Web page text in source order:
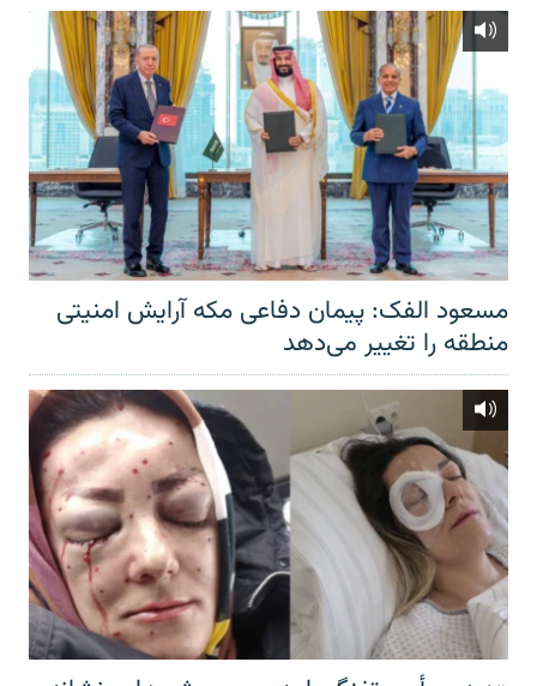
مسعود الفک: پیمان دفاعی مکه آرایش امنیتی
منطقه را تغییر می‌دهد